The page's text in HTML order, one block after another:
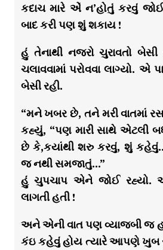
કદાચ મારે એં ન’હોતું કરવું
બાદ કરી પણ શું શકાય !
હું તેનાથી નજરો ચુરાવતો
ચલાવવામાં પરોવવા લાગ્યો. એ
બેસી રહી.
“મને ખબર છે, તને મરી વાતમાં
કહ્યું, “પણ મારી સાથે એટલી
છે કે,કયાંથી શરુ કરવું, શું
જ નથી સમજાતું…”
હું ચુપચાપ એને જોઈ રહ્યો.
લાગતી હતી !
અને એની વાત પણ વ્યાજબી જ
કંઇ કહેવું હોય ત્યારે આપણે ખુબ